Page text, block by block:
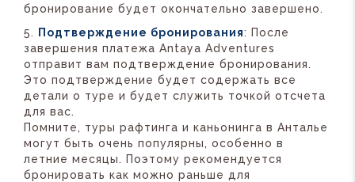
бронирование будет окончательно завершено.
Подтверждение бронирования: После
завершения платежа Antaya Adventures
отправит вам подтверждение бронирования.
Это подтверждение будет содержать все
детали о туре и будет служить точкой отсчета
для вас.
Помните, туры рафтинга и каньонинга в Анталье
могут быть очень популярны, особенно в
летние месяцы. Поэтому рекомендуется
бронировать как можно раньше для